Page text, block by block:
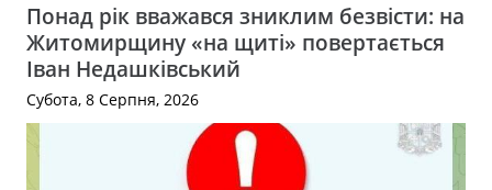
Понад рік вважався зниклим безвісти: на
Житомирщину «на щиті» повертається
Іван Недашківський
Субота, 8 Серпня, 2026